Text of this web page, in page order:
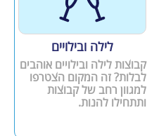
לילה ובילויים
קבוצות לילה ובילויים אוהבים
לבלות? זה המקום הצטרפו
למגוון רחב של קבוצות
ותתחילו להנות.